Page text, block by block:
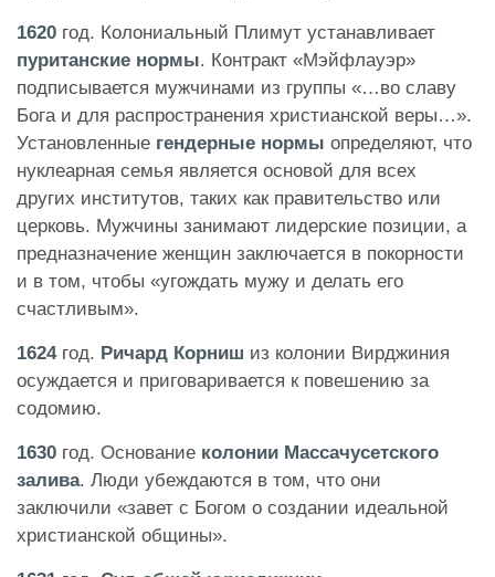
1620 год. Колониальный Плимут устанавливает
пуританские нормы. Контракт «Мэйфлауэр»
подписывается мужчинами из группы «…во славу
Бога и для распространения христианской веры…».
Установленные гендерные нормы определяют, что
нуклеарная семья является основой для всех
других институтов, таких как правительство или
церковь. Мужчины занимают лидерские позиции, а
предназначение женщин заключается в покорности
и в том, чтобы «угождать мужу и делать его
счастливым».
1624год. Ричард Корниш из колонии Вирджиния
осуждается и приговаривается к повешению за
содомию.
1630 год. Основание колонии Массачусетского
залива. Люди убеждаются в том, что они
заключили «завет с Богом о создании идеальной
христианской общины».